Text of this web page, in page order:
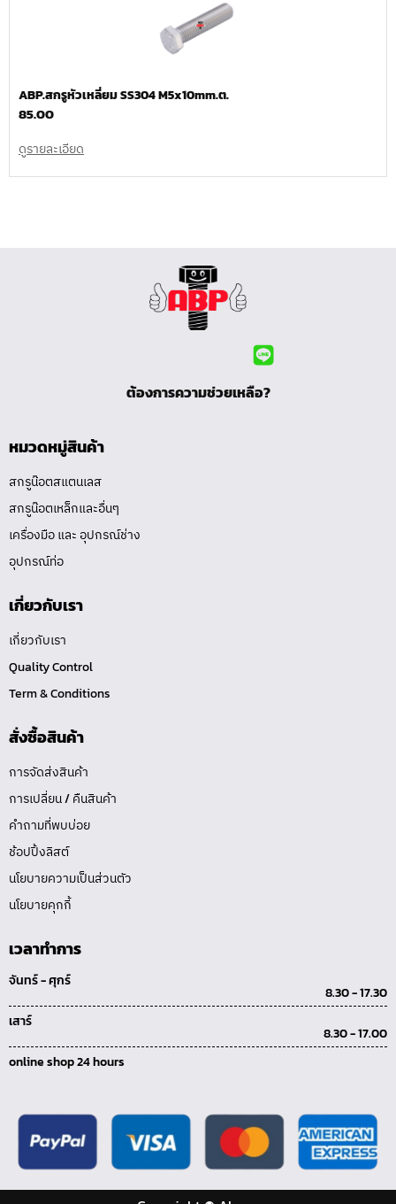
ABP.สกรูหัวเหลี่ยม SS304 M5x10mm.ต.
85.00
ดูรายละเอียด
ต้องการความช่วยเหลือ?
หมวดหมู่สินค้า
สกรูน๊อตสแตนเลส
สกรูน๊อตเหล็กและอื่นๆ
เครื่องมือ และ อุปกรณ์ช่าง
อุปกรณ์ท่อ
เกี่ยวกับเรา
เกี่ยวกับเรา
Quality Control
Term & Conditions
สั่งซื้อสินค้า
การจัดส่งสินค้า
การเปลี่ยน / คืนสินค้า
คำถามที่พบบ่อย
ช้อปปิ้งลิสต์
นโยบายความเป็นส่วนตัว
นโยบายคุกกี้
เวลาทำการ
จันทร์ - ศุกร์
8.30 - 17.30
เสาร์
8.30 - 17.00
online shop 24 hours